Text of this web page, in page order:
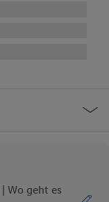
| Wo geht es